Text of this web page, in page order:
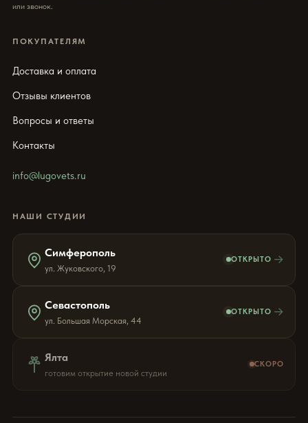
или звонок.
ПОКУПАТЕЛЯМ
Доставка и оплата
Отзывы клиентов
Вопросы и ответы
Контакты
info@lugovets.ru
НАШИ СТУДИИ
Симферополь
ул. Жуковского, 19
ОТКРЫТО →
Севастополь
ул. Большая Морская, 44
ОТКРЫТО →
Ялта
готовим открытие новой студии
СКОРО